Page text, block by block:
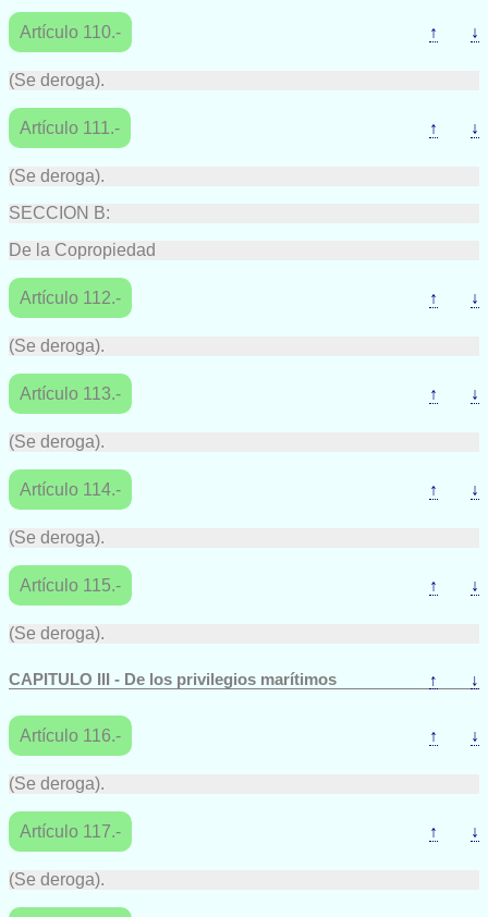
Artículo 110.- ↑ ↓
(Se deroga).
Artículo 111.- ↑ ↓
(Se deroga).
SECCION B:
De la Copropiedad
Artículo 112.- ↑ ↓
(Se deroga).
Artículo 113.- ↑ ↓
(Se deroga).
Artículo 114.- ↑ ↓
(Se deroga).
Artículo 115.- ↑ ↓
(Se deroga).
CAPITULO III - De los privilegios marítimos ↑ ↓
Artículo 116.- ↑ ↓
(Se deroga).
Artículo 117.- ↑ ↓
(Se deroga).